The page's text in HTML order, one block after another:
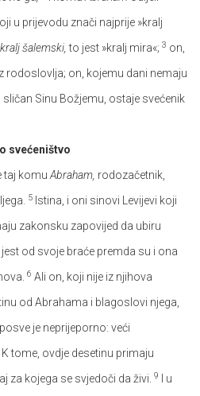
u prijevodu znači najprije »kralj
kralj šalemski, to jest »kralj mira«; 3 on,
rodoslovlja; on, kojemu dani nemaju
Sinu Božjemu, ostaje svećenik
svećeništvo
taj komu Abraham, rodozačetnik,
5 Istina, i oni sinovi Levijevi koji
zakonsku zapovijed da ubiru
od svoje braće premda su i ona
6 Ali on, koji nije iz njihova
od Abrahama i blagoslovi njega,
je neprijeporno: veći
K tome, ovdje desetinu primaju
za kojega se svjedoči da živi. 9
I u